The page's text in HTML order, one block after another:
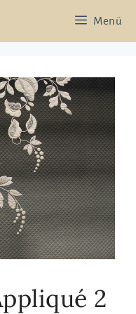
Menü
2